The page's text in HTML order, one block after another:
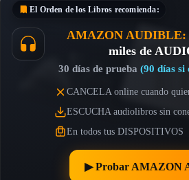
El Orden de los Libros recomienda:
AMAZON AUDIBLE:
miles de
30 días de prueba (90 días si
CANCELA online cuando
ESCUCHA audiolibros sin
En todos tus DISPOSITIVOS
▶︎ Probar AMAZON